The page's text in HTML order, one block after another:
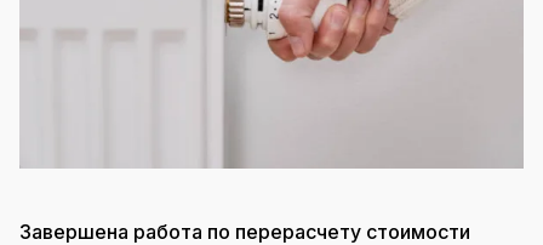
Завершена работа по перерасчету стоимости